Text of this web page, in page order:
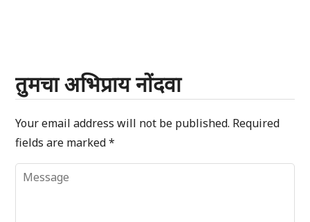
तुमचा अभिप्राय नोंदवा
Your email address will not be published. Required
fields are marked*